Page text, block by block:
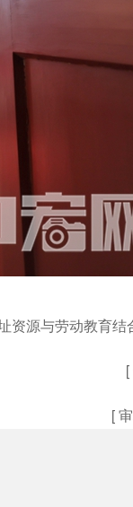
资源与劳动教育结
[
[